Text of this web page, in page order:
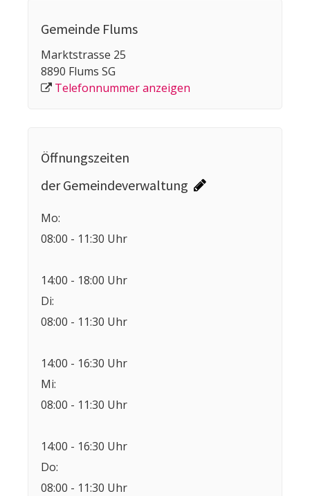
Gemeinde Flums
Marktstrasse 25
8890 Flums SG
Telefonnummer anzeigen
Öffnungszeiten
der Gemeindeverwaltung
Mo:
08:00 - 11:30 Uhr
14:00 - 18:00 Uhr
Di:
08:00 - 11:30 Uhr
14:00 - 16:30 Uhr
Mi:
08:00 - 11:30 Uhr
14:00 - 16:30 Uhr
Do:
08:00 - 11:30 Uhr